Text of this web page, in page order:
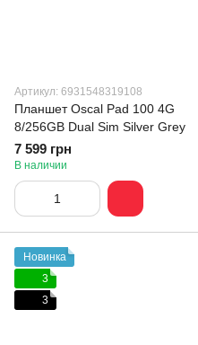
Артикул: 6931548319108
Планшет Oscal Pad 100 4G
8/256GB Dual Sim Silver Grey
7 599 грн
В наличии
Новинка
3
3